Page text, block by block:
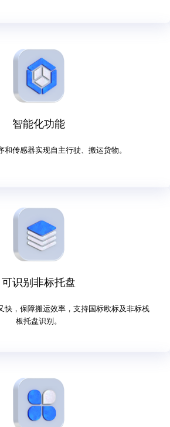
智能化功能
和传感器实现自主行驶、搬运货物。
可识别非标托盘
快，保障搬运效率，支持国标欧标及非标栈
板托盘识别。